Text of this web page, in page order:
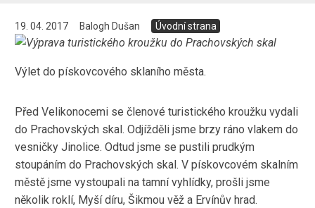
19. 04. 2017 Balogh Dušan Úvodní strana
Výlet do pískovcového sklaního města.
Před Velikonocemi se členové turistického kroužku vydali
do Prachovských skal. Odjížděli jsme brzy ráno vlakem do
vesničky Jinolice. Odtud jsme se pustili prudkým
stoupáním do Prachovských skal. V pískovcovém skalním
městě jsme vystoupali na tamní vyhlídky, prošli jsme
několik roklí, Myší díru, Šikmou věž a Ervínův hrad.